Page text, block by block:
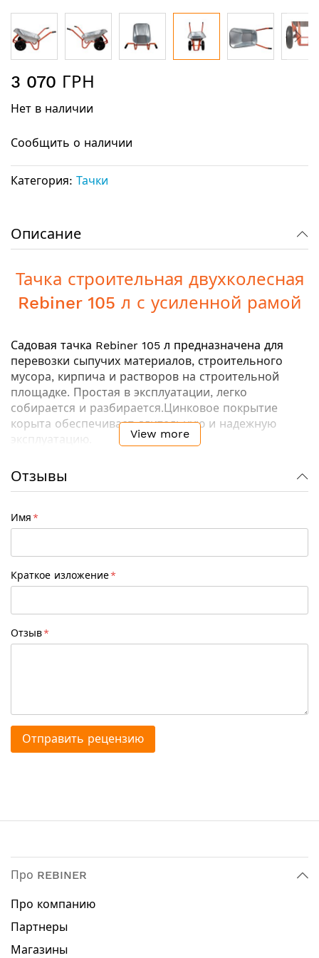
к
галереи
3 070 ГРН
Нет в наличии
Сообщить о наличии
Категория: Тачки
Описание
Тачка строительная двухколесная
Rebiner 105 л с усиленной рамой
Садовая тачка Rebiner 105 л предназначена для
перевозки сыпучих материалов, строительного
мусора, кирпича и растворов на строительной
площадке. Простая в эксплуатации, легко
собирается и разбирается.Цинковое покрытие
корыта обеспечивает длительную и надежную
эксплуатацию.
Технические характеристики:
Объем сыпучих грузов: 105 л
Количество колес: 2
Материал корыта: оцинкованная сталь
View more
Отзывы
Имя
Краткое изложение
Отзыв
Отправить рецензию
Про REBINER
Про компанию
Партнеры
Магазины